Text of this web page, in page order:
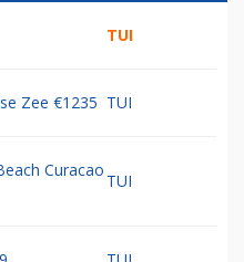
TUI
Zee €1235 TUI
Curacao
TUI